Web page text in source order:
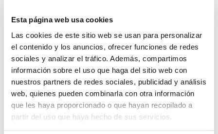
Esta página web usa cookies
Las cookies de este sitio web se usan para personalizar
el contenido y los anuncios, ofrecer funciones de redes
sociales y analizar el tráfico. Además, compartimos
información sobre el uso que haga del sitio web con
nuestros partners de redes sociales, publicidad y análisis
web, quienes pueden combinarla con otra información
que les haya proporcionado o que hayan recopilado a
partir del uso que haya hecho de sus servicios.
Aspiración: se aspira el líquido escrotal.
Aumenta el riesgo dehematocele(sangre
acumulada en los testículos) y mayor riesgo de
infección.
Con esta técnica hay más probabilidad de
recidivas.
Tras la aspiración se suele realizar a los
pacientes laEscleroterapia:es una inyección de
una solución esclerosante que se inyecta tras la